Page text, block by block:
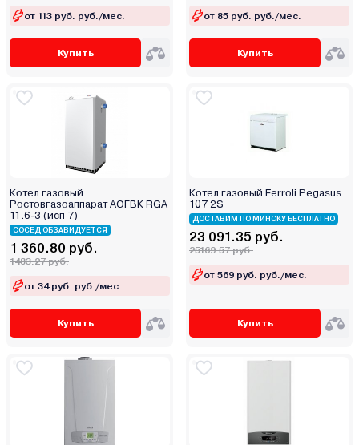
от 113 руб. руб./мес.
Купить
от 85 руб. руб./мес.
Купить
Котел газовый
Ростовгазоаппарат АОГВК RGA
11.6-3 (исп 7)
СОСЕД ОБЗАВИДУЕТСЯ
1 360.80 руб.
1483.27 руб.
от 34 руб. руб./мес.
Купить
Котел газовый Ferroli Pegasus
107 2S
ДОСТАВИМ ПО МИНСКУ БЕСПЛАТНО
23 091.35 руб.
25169.57 руб.
от 569 руб. руб./мес.
Купить